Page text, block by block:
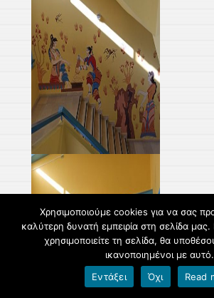
Χρησιμοποιούμε cookies για να σας
καλύτερη δυνατή εμπειρία στη σελίδα
χρησιμοποιείτε τη σελίδα, θα
ικανοποιημένοι με αυτό.
Εντάξει
Όχι Read